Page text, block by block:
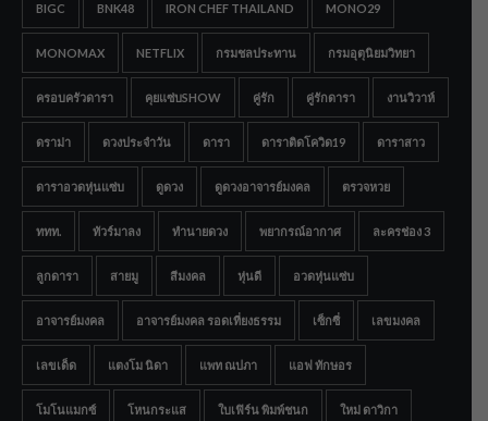
BIGC BNK48 IRON CHEF THAILAND MONO29
MONOMAX NETFLIX กรมชลประทาน กรมอุตุนิยมวิทยา
ครอบครัวดารา คุยแซ่บSHOW คู่รัก คู่รักดารา งานวิวาห์
ดราม่า ดวงประจำวัน ดารา ดาราติดโควิด19 ดาราสาว
ดาราอวดหุ่นแซ่บ ดูดวง ดูดวงอาจารย์มงคล ตรวจหวย
ททท. ทัวร์มาลง ทำนายดวง พยากรณ์อากาศ ละครช่อง 3
ลูกดารา สายมู สีมงคล หุ่นดี อวดหุ่นแซ่บ
อาจารย์มงคล อาจารย์มงคล รอดเที่ยงธรรม เซ็กซี่ เลขมงคล
เลขเด็ด แตงโม นิดา แพท ณปภา แอฟ ทักษอร
โมโนแมกซ์ โหนกระแส ใบเฟิร์น พิมพ์ชนก ใหม่ ดาวิกา